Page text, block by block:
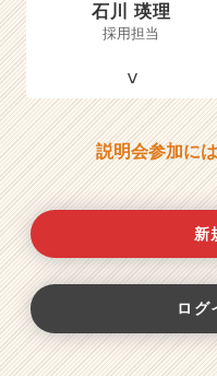
石川 瑛理
採用担当
説明会参加に
新
ログ